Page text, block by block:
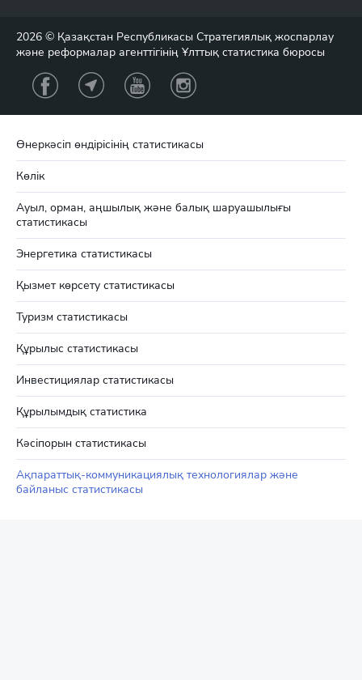
Өнеркәсіп өндірісінің статистикасы
Көлік
Ауыл, орман, аңшылық және балық шаруашылығы
статистикасы
Энергетика статистикасы
Қызмет көрсету статистикасы
Туризм статистикасы
Құрылыс статистикасы
Инвестициялар статистикасы
Құрылымдық статистика
Кәсіпорын статистикасы
Ақпараттық-коммуникациялық технологиялар және
байланыс статистикасы
2026 © Қазақстан Республикасы Стратегиялық жоспарлау
және реформалар агенттігінің Ұлттық статистика бюросы